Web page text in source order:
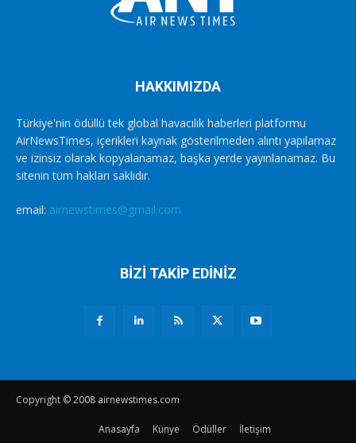
HAKKIMIZDA
Türkiye'nin ödüllü tek global havacılık haberleri platformu
AirNewsTimes, içerikleri kaynak gösterilmeden alıntı yapılamaz
ve izinsiz olarak kopyalanamaz, başka yerde yayınlanamaz. Bu
sitenin tüm hakları saklıdır.
email: airnewstimes@gmail.com
BİZİ TAKİP EDİNİZ
Copyright © 2008 airnewstimes.com
Anasayfa Künye Ödüller İletişim